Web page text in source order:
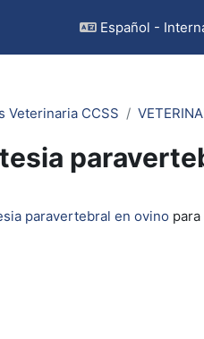
Español -
Veterinaria CCSS
paravertebral en ovino